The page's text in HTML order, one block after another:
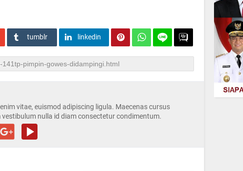
tumblr linkedin
vitae, euismod adipiscing ligula. Maecenas cursus
nulla id diam consectetur condimentum.